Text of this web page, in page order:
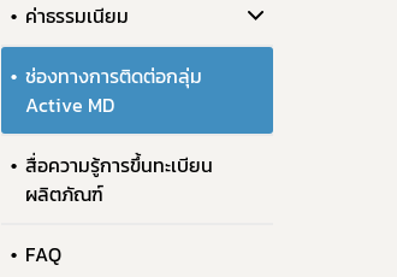
ค่าธรรมเนียม
ช่องทางการติดต่อกลุ่ม
Active MD
สื่อความรู้การขึ้นทะเบียน
ผลิตภัณฑ์
FAQ